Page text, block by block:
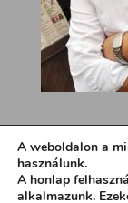
A weboldalon a
használunk.
A honlap
alkalmazunk.